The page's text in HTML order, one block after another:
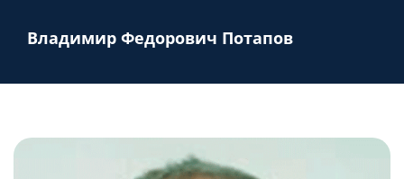
Преподавателям
Слушателям
Владимир Федорович Потапов